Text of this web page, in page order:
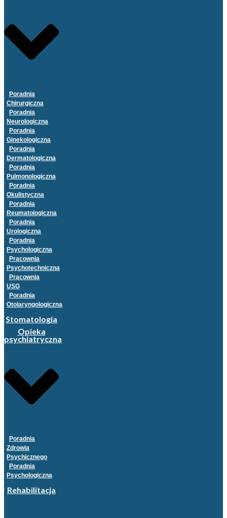
Poradnia
Chirurgiczna
Poradnia
Neurologiczna
Poradnia
Ginekologiczna
Poradnia
Dermatologiczna
Poradnia
Pulmonologiczna
Poradnia
Okulistyczna
Poradnia
Reumatologiczna
Poradnia
Urologiczna
Poradnia
Psychologiczna
Pracownia
Psychotechniczna
Pracownia
USG
Poradnia
Otolaryngologiczna
Stomatologia
Opieka
psychiatryczna
Poradnia
Zdrowia
Psychicznego
Poradnia
Psychologiczna
Rehabilitacja